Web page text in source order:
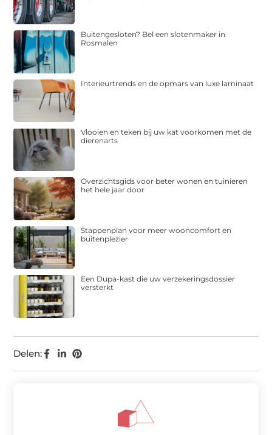
Delen:
Buitengesloten? Bel een slotenmaker in
Rosmalen
Interieurtrends en de opmars van luxe laminaat
Vlooien en teken bij uw kat voorkomen met de
dierenarts
Overzichtsgids voor beter wonen en tuinieren
het hele jaar door
Stappenplan voor meer wooncomfort en
buitenplezier
Een Dupa-kast die uw verzekeringsdossier
versterkt